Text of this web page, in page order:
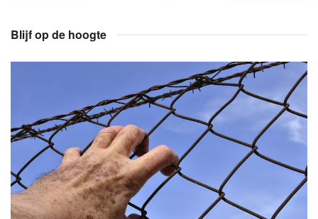
Blijf op de hoogte